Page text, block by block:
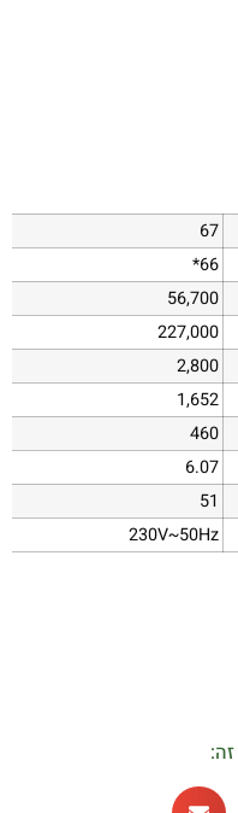
67
66*
56,700
227,000
2,800
1,652
460
6.07
51
230V~50Hz